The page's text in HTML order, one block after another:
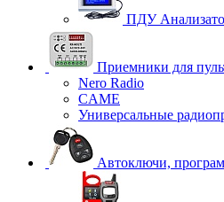
ПДУ
Приемники для
Nero Radio
CAME
Универсальные
Автоключи,